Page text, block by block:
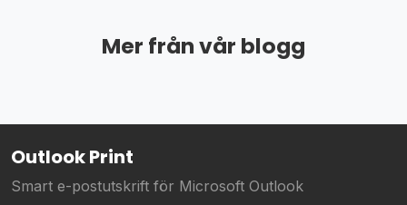
Mer från vår blogg
Outlook Print
Smart e-postutskrift för Microsoft Outlook